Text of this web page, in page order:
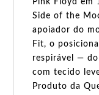
Side of the
apoiador do
Fit, o
respirável —
com tecido
Produto da